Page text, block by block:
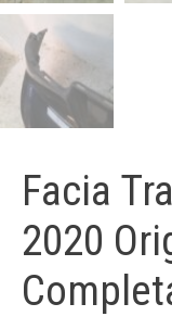
Facia
2020